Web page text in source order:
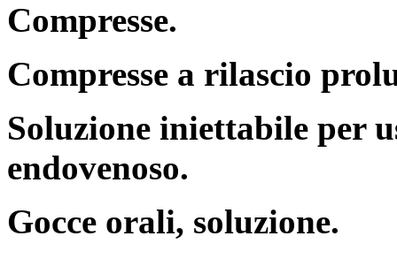
Compresse.
Compresse a rilascio
Soluzione iniettabile per
endovenoso.
Gocce orali, soluzione.